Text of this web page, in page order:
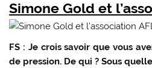
Simone Gold et
FS : Je crois savoir que vous
de pression. De qui ? Sous